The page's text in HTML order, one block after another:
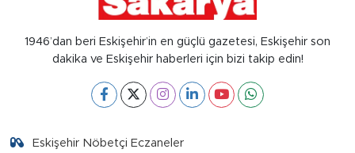
1946’dan beri Eskişehir’in en güçlü gazetesi, Eskişehir son
dakika ve Eskişehir haberleri için bizi takip edin!
Eskişehir Nöbetçi Eczaneler